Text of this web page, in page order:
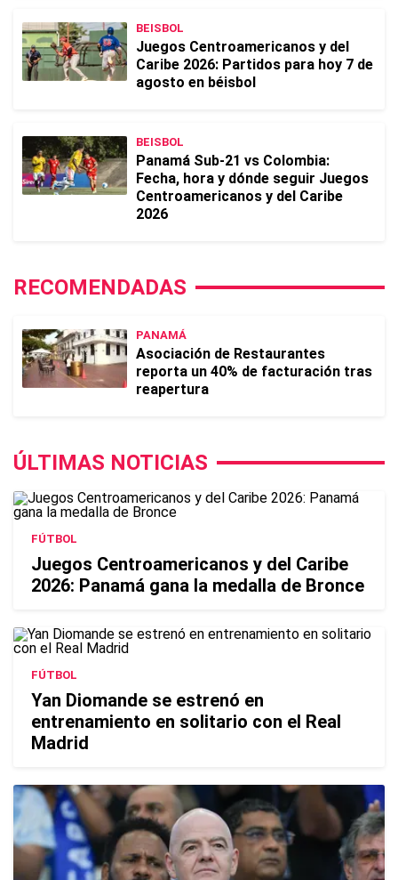
BEISBOL
Juegos Centroamericanos y del
Caribe 2026: Partidos para hoy 7 de
agosto en béisbol
BEISBOL
Panamá Sub-21 vs Colombia:
Fecha, hora y dónde seguir Juegos
Centroamericanos y del Caribe
2026
RECOMENDADAS
PANAMÁ
Asociación de Restaurantes
reporta un 40% de facturación tras
reapertura
ÚLTIMAS NOTICIAS
FÚTBOL
Juegos Centroamericanos y del Caribe
2026: Panamá gana la medalla de Bronce
FÚTBOL
Yan Diomande se estrenó en
entrenamiento en solitario con el Real
Madrid